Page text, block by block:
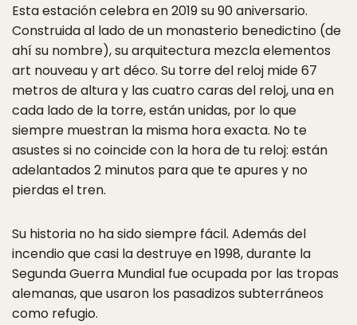
Esta estación celebra en 2019 su 90 aniversario.
Construida al lado de un monasterio benedictino (de
ahí su nombre), su arquitectura mezcla elementos
art nouveau y art déco. Su torre del reloj mide 67
metros de altura y las cuatro caras del reloj, una en
cada lado de la torre, están unidas, por lo que
siempre muestran la misma hora exacta. No te
asustes si no coincide con la hora de tu reloj: están
adelantados 2 minutos para que te apures y no
pierdas el tren.
Su historia no ha sido siempre fácil. Además del
incendio que casi la destruye en 1998, durante la
Segunda Guerra Mundial fue ocupada por las tropas
alemanas, que usaron los pasadizos subterráneos
como refugio.